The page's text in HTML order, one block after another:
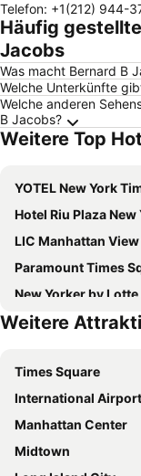
Telefon: +1(212) 944-
Häufig
Jacobs
Was macht Bernard B
Welche Unterkünfte
Welche anderen
B Jacobs?
Weitere Top
YOTEL New York
Hotel Riu Plaza New York
LIC Manhattan
Paramount Times Square - A
New Yorker by
Holiday Inn New York City - Times
The Leo House
New York Marriott
Hampton Inn Manhattan-
Tempo by Hilton New York
Weitere
Times Square
International Airport John
Manhattan Center
Midtown